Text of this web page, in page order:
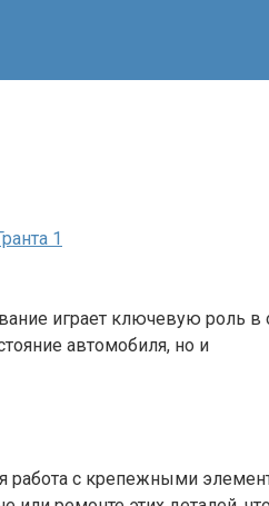
1
играет ключевую роль
автомобиля, но и
работа с крепежными